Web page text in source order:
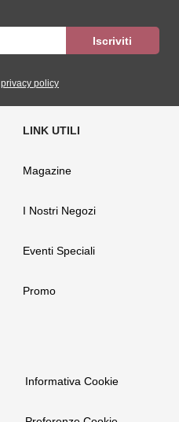
privacy policy
Magazine
I Nostri Negozi
Eventi Speciali
Promo
Informativa Cookie